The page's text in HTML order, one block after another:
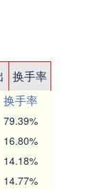
换手率
换手率
79.39%
16.80%
14.18%
14.77%